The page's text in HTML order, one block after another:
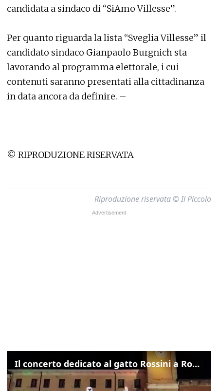
candidata a sindaco di “SiAmo Villesse”.
Per quanto riguarda la lista “Sveglia Villesse” il
candidato sindaco Gianpaolo Burgnich sta
lavorando al programma elettorale, i cui
contenuti saranno presentati alla cittadinanza
in data ancora da definire. –
© RIPRODUZIONE RISERVATA
Riproduzione riservata © Il Piccolo
Il concerto dedicato al gatto Rossini a Rovigo: ecco un estratto